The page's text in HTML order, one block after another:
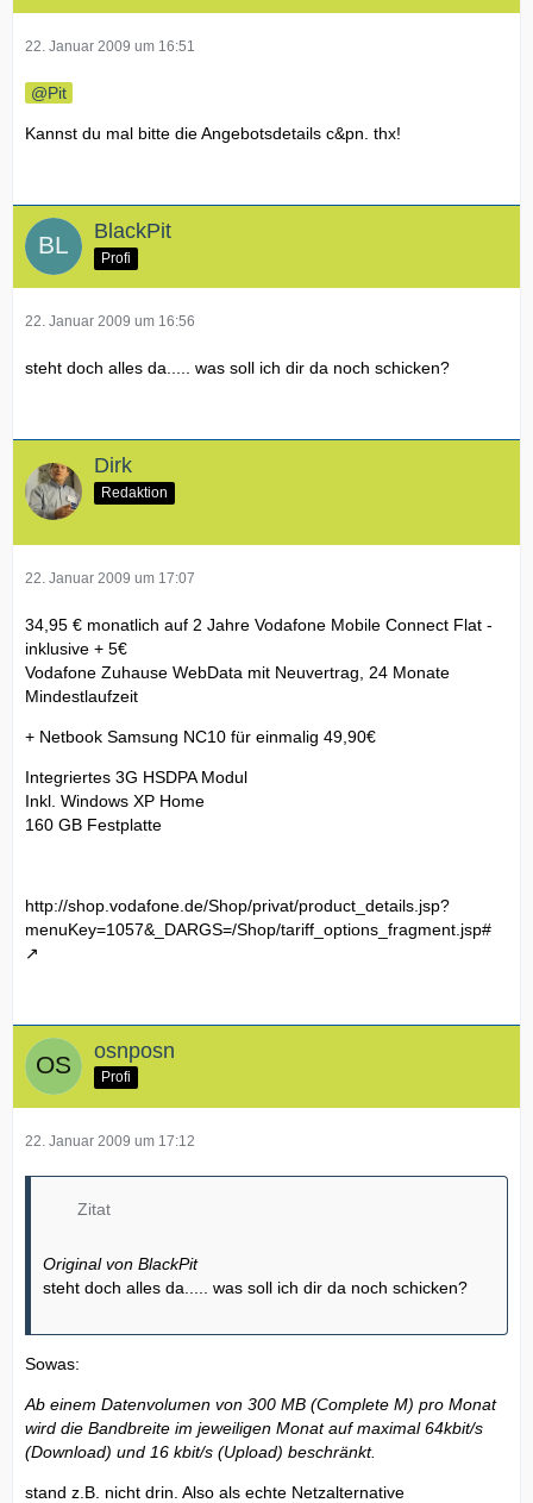
22. Januar 2009 um 16:51
Pit
Kannst du mal bitte die Angebotsdetails c&pn. thx!
BlackPit
Profi
22. Januar 2009 um 16:56
steht doch alles da..... was soll ich dir da noch schicken?
Dirk
Redaktion
22. Januar 2009 um 17:07
34,95 € monatlich auf 2 Jahre Vodafone Mobile Connect Flat -
inklusive + 5€
Vodafone Zuhause WebData mit Neuvertrag, 24 Monate
Mindestlaufzeit
+ Netbook Samsung NC10 für einmalig 49,90€
Integriertes 3G HSDPA Modul
Inkl. Windows XP Home
160 GB Festplatte
http://shop.vodafone.de/Shop/privat/product_details.jsp?
menuKey=1057&_DARGS=/Shop/tariff_options_fragment.jsp#
osnposn
Profi
22. Januar 2009 um 17:12
Zitat
Original von BlackPit
steht doch alles da..... was soll ich dir da noch schicken?
Sowas:
Ab einem Datenvolumen von 300 MB (Complete M) pro Monat
wird die Bandbreite im jeweiligen Monat auf maximal 64kbit/s
(Download) und 16 kbit/s (Upload) beschränkt.
stand z.B. nicht drin. Also als echte Netzalternative